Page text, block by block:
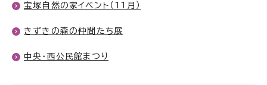
宝塚自然の家イベント（11月）
きずきの森の仲間たち展
中央・西公民館まつり